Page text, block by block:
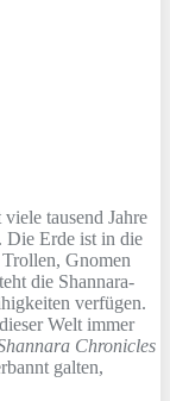
tausend Jahre
Die Erde ist in die
Gnomen
die Shannara-
verfügen.
Welt immer
Chronicles
galten,